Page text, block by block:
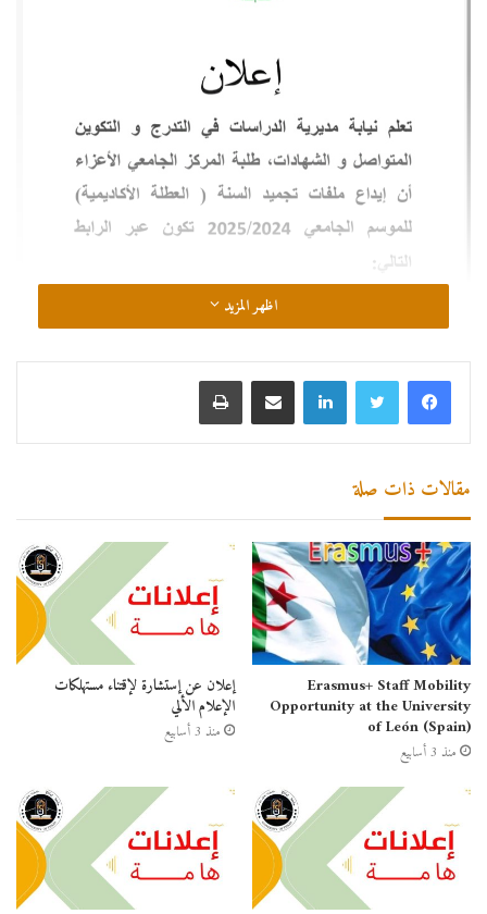
منصة تجميد السنة (العطلة الأكاديمية)
اظهر المزيد
لينكدإن مشاركة عبر البريد طباعة
مقالات ذات صلة
Erasmus+ Staff Mobility
Opportunity at the University
of León (Spain)
منذ 3 أسابيع
إعلان عن إستشارة لإقتناء مستهلكات
الإعلام الألي
منذ 3 أسابيع